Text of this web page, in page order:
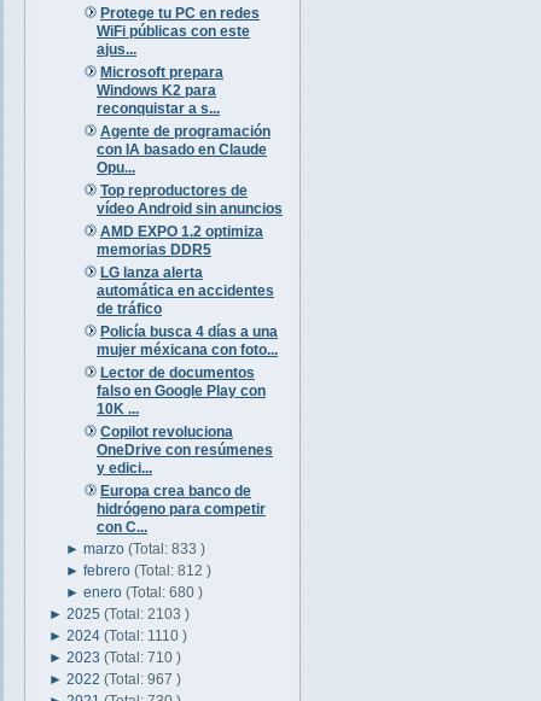
Protege tu PC en redes
WiFi públicas con este
ajus...
Microsoft prepara
Windows K2 para
reconquistar a s...
Agente de programación
con IA basado en Claude
Opu...
Top reproductores de
vídeo Android sin anuncios
AMD EXPO 1.2 optimiza
memorias DDR5
LG lanza alerta
automática en accidentes
de tráfico
Policía busca 4 días a una
mujer méxicana con foto...
Lector de documentos
falso en Google Play con
10K ...
Copilot revoluciona
OneDrive con resúmenes
y edici...
Europa crea banco de
hidrógeno para competir
con C...
►marzo(Total: 833 )
►febrero(Total: 812 )
►enero(Total: 680 )
► 2025 (Total: 2103 )
► 2024 (Total: 1110 )
► 2023 (Total: 710 )
► 2022 (Total: 967 )